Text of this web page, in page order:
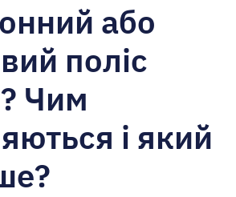
або
поліс
Чим
і який